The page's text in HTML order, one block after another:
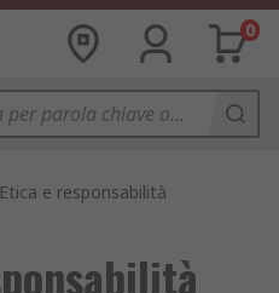
0
Etica e responsabilità